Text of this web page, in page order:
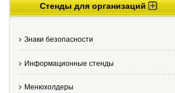
Стенды для организаций
Знаки безопасности
Информационные стенды
Менюхолдеры